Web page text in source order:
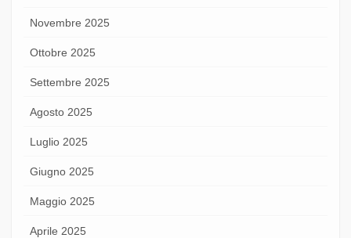
Novembre 2025
Ottobre 2025
Settembre 2025
Agosto 2025
Luglio 2025
Giugno 2025
Maggio 2025
Aprile 2025